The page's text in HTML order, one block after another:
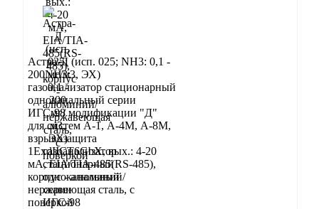
Астра-Д (исп. 025; NН3: 0,1 -
200 мг/м3, ЭХ)
газоанализатор стационарный
одноканальный серии
ИГС-98 модификации "Д"
для систем А-1, А-4М, А-8М,
взрывозащита
1ExdIIСT6GbX, вых.: 4-20
мА, EIA/TIA-485(RS-485),
корпус - алюминий/
нержавеющая сталь, с
поверкой